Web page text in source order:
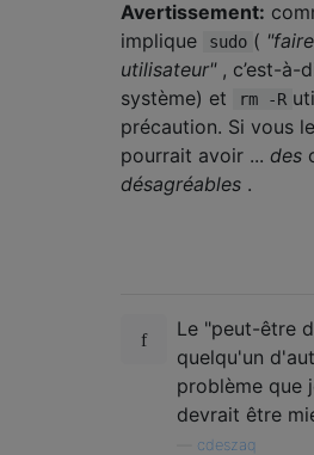
Avertissement:
implique
sudo (
utilisateur", c’est-à-
système) et
rm -R
précaution. Si vous
pourrait avoir ... des
désagréables .
Le "peut-être
quelqu'un
problème que
devrait être
cdeszaq